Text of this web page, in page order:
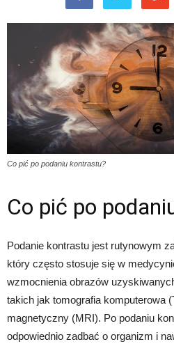
Co pić po podaniu kontrastu?
Co pić po
Podanie kontrastu jest rutynowym
który często stosuje się w
wzmocnienia obrazów
takich jak tomografia komputerowa
magnetyczny (MRI). Po podaniu
odpowiednio zadbać o organizm i